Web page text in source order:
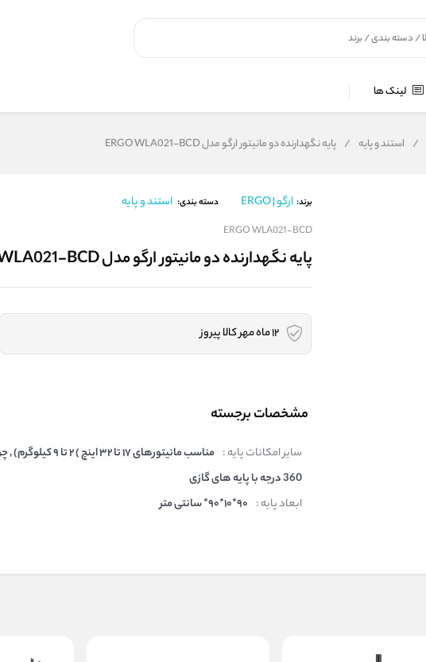
لینک ها
/ استند و پایه / پایه نگهدارنده دو مانیتور ارگو مدل ERGO WLA021-BCD
برند: ارگو | ERGO دسته بندی: استند و پایه
ERGO WLA021-BCD
پایه نگهدارنده دو مانیتور ارگو مدل ERGO WLA021-BCD
12 ماه مهر کالا پیروز
مشخصات برجسته
سایر امکانات پایه :
مناسب مانیتورهای ۱۷ تا ۳۲ اینچ ) ۲
360 درجه با پایه های گازی
ابعاد پایه : ۹۰*۱۰*۹۰* سانتی متر